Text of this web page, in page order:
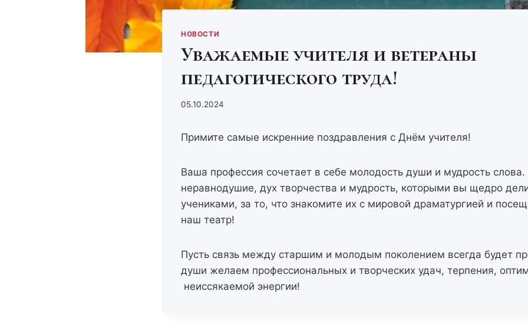
НОВОСТИ
Уважаемые учителя и ветераны
педагогического труда!
05.10.2024
Примите самые искренние поздравления с Днём учителя!
Ваша профессия сочетает в себе молодость души и мудрость слова.
неравнодушие, дух творчества и мудрость, которыми вы щедро
учениками, за то, что знакомите их с мировой драматургией и
наш театр!
Пусть связь между старшим и молодым поколением всегда будет
души желаем профессиональных и творческих удач, терпения,
неиссякаемой энергии!